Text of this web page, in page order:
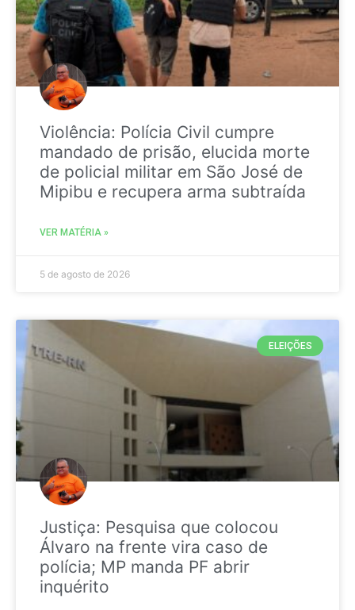
Violência: Polícia Civil cumpre
mandado de prisão, elucida morte
de policial militar em São José de
Mipibu e recupera arma subtraída
VER MATÉRIA »
5 de agosto de 2026
ELEIÇÕES
Justiça: Pesquisa que colocou
Álvaro na frente vira caso de
polícia; MP manda PF abrir
inquérito